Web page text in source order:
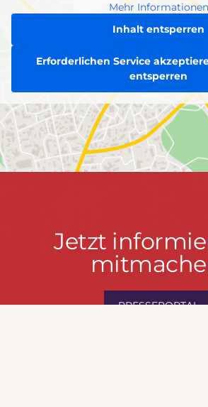
Mehr Informationen
Inhalt entsperren
Erforderlichen Service
entsperren
Jetzt
informieren
mitmachen!
Jetzt
PRESSEPORTAL